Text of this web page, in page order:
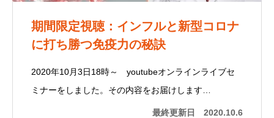
期間限定視聴：インフルと新型コロナ
に打ち勝つ免疫力の秘訣
2020年10月3日18時～ youtubeオンラインライブセ
ミナーをしました。その内容をお届けします…
最終更新日 2020.10.6